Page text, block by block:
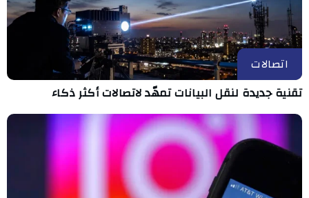
اتصالات
تقنية جديدة لنقل البيانات تمهّد لاتصالات أكثر ذكاء